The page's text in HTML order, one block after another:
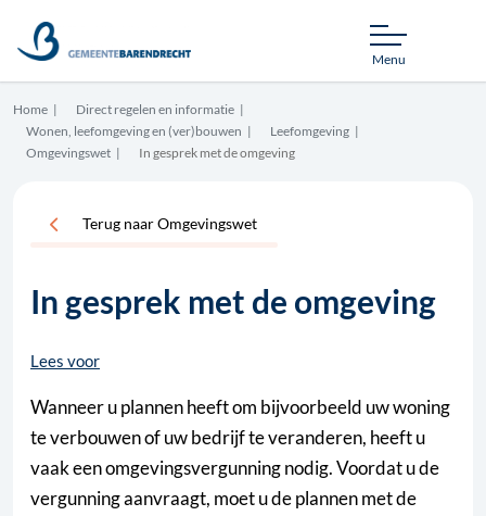
Menu
Home
Direct regelen en informatie
Wonen, leefomgeving en (ver)bouwen
Leefomgeving
Omgevingswet
In gesprek met de omgeving
Terug naar Omgevingswet
In gesprek met de omgeving
Lees voor
Wanneer u plannen heeft om bijvoorbeeld uw woning
te verbouwen of uw bedrijf te veranderen, heeft u
vaak een omgevingsvergunning nodig. Voordat u de
vergunning aanvraagt, moet u de plannen met de